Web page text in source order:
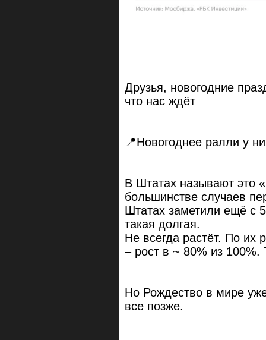
Друзья, новогодние
что нас ждёт
📍Новогоднее ралли у
В Штатах называют это
большинстве случаев
Штатах заметили ещё с
такая долгая.
Не всегда растёт. По их
– рост в ~ 80% из 100%.
Но Рождество в мире
все позже.